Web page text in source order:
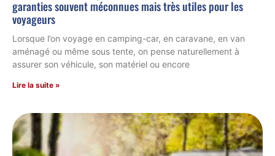
garanties souvent méconnues mais très utiles pour les
voyageurs
Lorsque l’on voyage en camping-car, en caravane, en van
aménagé ou même sous tente, on pense naturellement à
assurer son véhicule, son matériel ou encore
Lire la suite »